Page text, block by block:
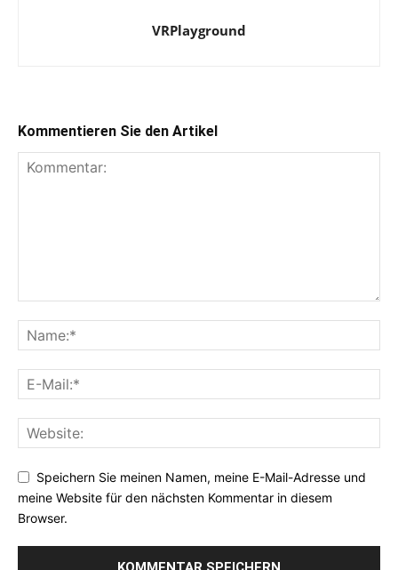
VRPlayground
Kommentieren Sie den Artikel
Speichern Sie meinen Namen, meine E-Mail-Adresse und
meine Website für den nächsten Kommentar in diesem
Browser.